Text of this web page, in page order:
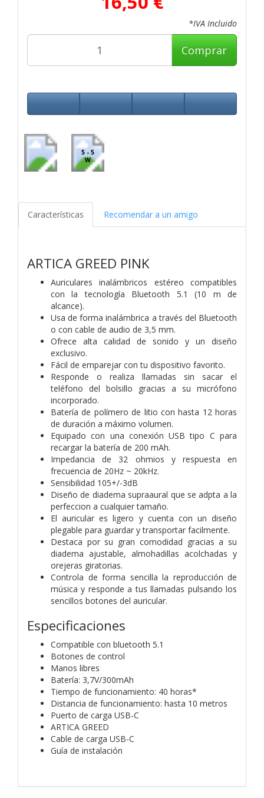
*IVA Incluido
Comprar
5 - 5
W
Características Recomendar a un amigo
ARTICA GREED PINK
Auriculares inalámbricos estéreo compatibles
con la tecnología Bluetooth 5.1 (10 m de
alcance).
Usa de forma inalámbrica a través del Bluetooth
o con cable de audio de 3,5 mm.
Ofrece alta calidad de sonido y un diseño
exclusivo.
Fácil de emparejar con tu dispositivo favorito.
Responde o realiza llamadas sin sacar el
teléfono del bolsillo gracias a su micrófono
incorporado.
Batería de polímero de litio con hasta 12 horas
de duración a máximo volumen.
Equipado con una conexión USB tipo C para
recargar la batería de 200 mAh.
Impedancia de 32 ohmios y respuesta en
frecuencia de 20Hz ~ 20kHz.
Sensibilidad 105+/-3dB
Diseño de diadema supraaural que se adpta a la
perfeccion a cualquier tamaño.
El auricular es ligero y cuenta con un diseño
plegable para guardar y transportar facilmente.
Destaca por su gran comodidad gracias a su
diadema ajustable, almohadillas acolchadas y
orejeras giratorias.
Controla de forma sencilla la reproducción de
música y responde a tus llamadas pulsando los
sencillos botones del auricular.
Especificaciones
Compatible con bluetooth 5.1
Botones de control
Manos libres
Batería: 3,7V/300mAh
Tiempo de funcionamiento: 40 horas*
Distancia de funcionamiento: hasta 10 metros
Puerto de carga USB-C
ARTICA GREED
Cable de carga USB-C
Guía de instalación